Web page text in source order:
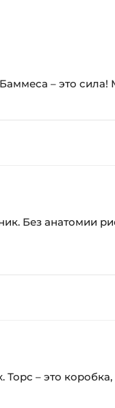
– это
Без анатомии
Торс – это